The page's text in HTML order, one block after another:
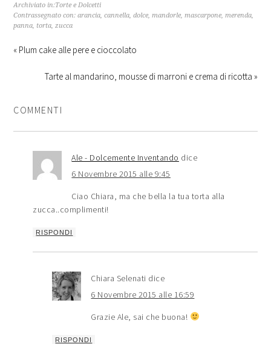
Archiviato in:Torte e Dolcetti
Contrassegnato con:arancia ,cannella ,dolce mandorle mascarpone merenda
panna torta zucca
« Plum cake alle pere e cioccolato
Tarte al mandarino, mousse di marroni e crema di ricotta »
COMMENTI
Ale - Dolcemente Inventando dice
6 Novembre 2015 alle 9:45
Ciao Chiara, ma che bella la tua torta alla
zucca..complimenti!
RISPONDI
Chiara Selenati dice
6 Novembre 2015 alle 16:59
Grazie Ale, sai che buona!
RISPONDI